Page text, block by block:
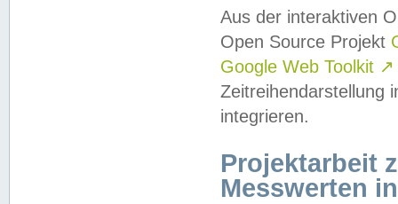
Aus der interaktiven
Open Source Projekt
Google Web Toolkit ↗
Zeitreihendarstellung
integrieren.
Projektarbeit
Messwerten